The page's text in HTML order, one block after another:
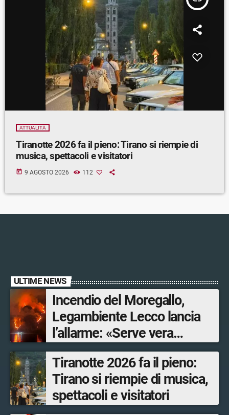
ATTUALITÀ
Tiranotte 2026 fa il pieno: Tirano si riempie di
musica, spettacoli e visitatori
today 9 AGOSTO 2026 112
ULTIME NEWS
Incendio del Moregallo,
Legambiente Lecco lancia
l’allarme: «Serve vera
prevenzione»
Tiranotte 2026 fa il pieno:
Tirano si riempie di musica,
spettacoli e visitatori